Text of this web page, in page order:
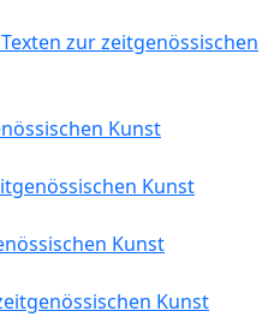
zur zeitgenössischen
Kunst
Kunst
Kunst
Kunst